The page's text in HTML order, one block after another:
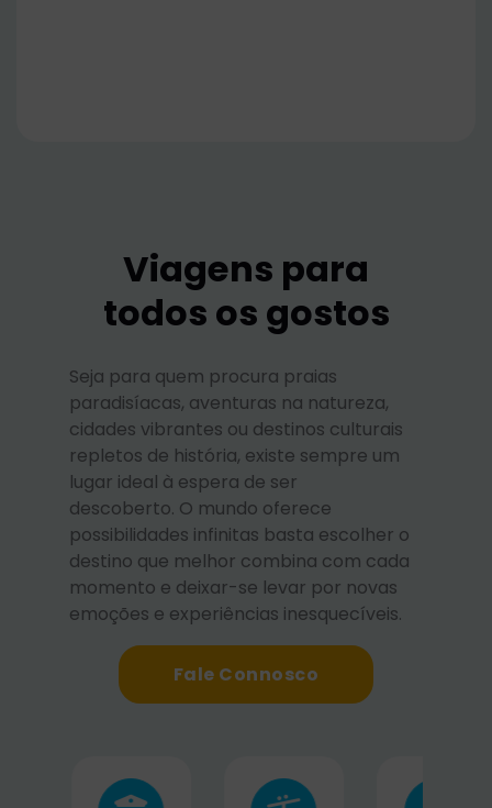
Viagens para
todos os gostos
Seja para quem procura praias
paradisíacas, aventuras na natureza,
cidades vibrantes ou destinos culturais
repletos de história, existe sempre um
lugar ideal à espera de ser
descoberto. O mundo oferece
possibilidades infinitas basta escolher o
destino que melhor combina com cada
momento e deixar-se levar por novas
emoções e experiências inesquecíveis.
Fale Connosco